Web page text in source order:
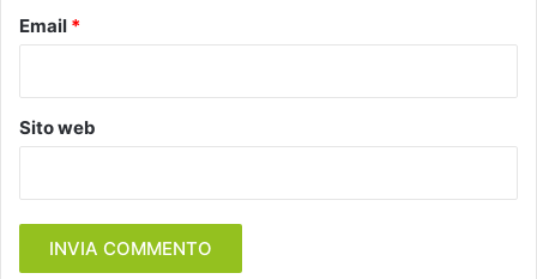
Email *
Sito web